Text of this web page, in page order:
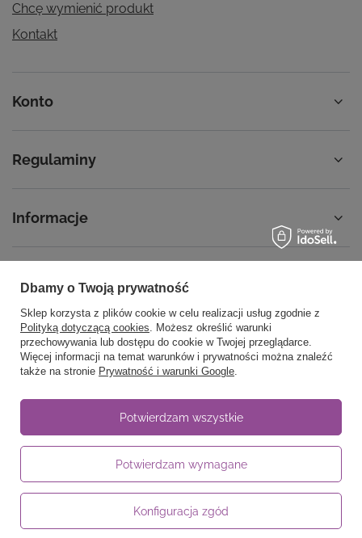
Chcę wymienić produkt
Kontakt
Konto
Regulaminy
Informacje
58 762 91 40
Poniedziałek - Piątek / 8:00 - 15:30
sklep@noyellow.pl
noyellow.pl,Wodnika 50,80-299Gdańsk
Stawki VAT dla konsumentów z kraju:
Dbamy o Twoją prywatność
Sklep korzysta z plików cookie w celu realizacji usług zgodnie z
Polityką dotyczącą cookies. Możesz określić warunki
przechowywania lub dostępu do cookie w Twojej przeglądarce.
Więcej informacji na temat warunków i prywatności można znaleźć
także na stronie Prywatność i warunki Google.
Potwierdzam wymagane
Konfiguracja zgód
Potwierdzam wszystkie